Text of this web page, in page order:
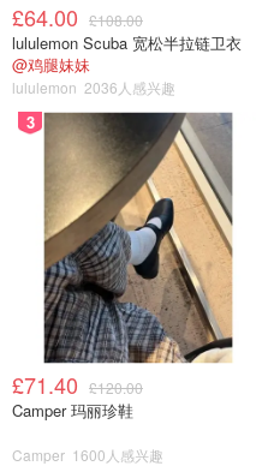
£64.00 £108.00
lululemon Scuba 宽松半拉链卫衣
@鸡腿妹妹
lululemon 2036人感兴趣
3
£71.40 £120.00
Camper 玛丽珍鞋
Camper 1600人感兴趣